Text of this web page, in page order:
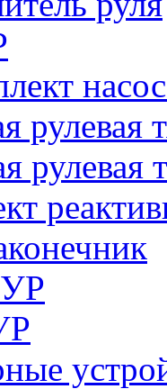
рулевая
рулевая